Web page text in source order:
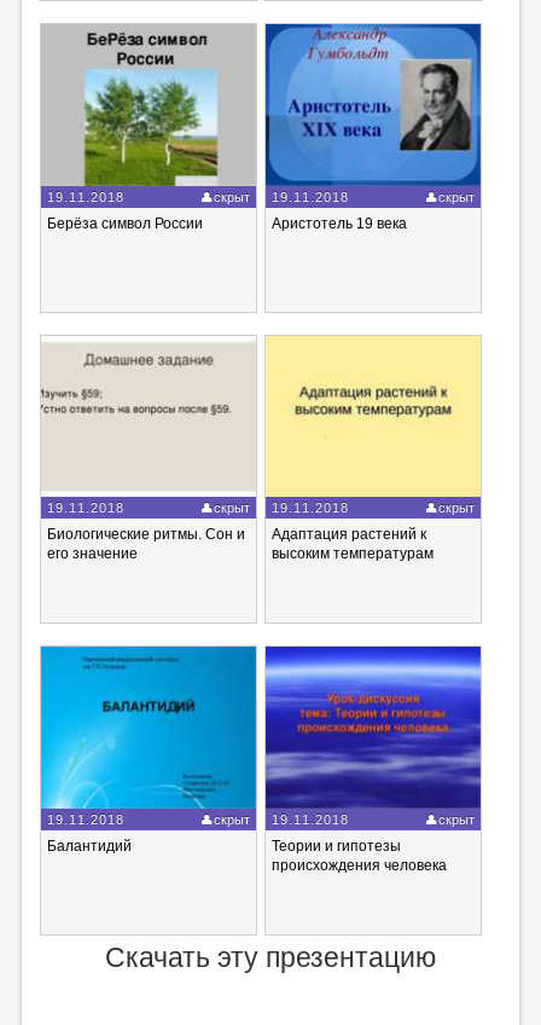
19.11.2018 скрыт
Берёза символ России
19.11.2018 скрыт
Аристотель 19 века
19.11.2018 скрыт
Биологические ритмы. Сон и
его значение
19.11.2018 скрыт
Адаптация растений к
высоким температурам
19.11.2018 скрыт
Балантидий
19.11.2018 скрыт
Теории и гипотезы
происхождения человека
Скачать эту презентацию